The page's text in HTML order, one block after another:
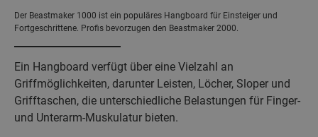
Der Beastmaker 1000 ist ein populäres Hangboard für Einsteiger und
Fortgeschrittene. Profis bevorzugen den Beastmaker 2000.
Ein Hangboard verfügt über eine Vielzahl an
Griffmöglichkeiten, darunter Leisten, Löcher, Sloper und
Grifftaschen, die unterschiedliche Belastungen für Finger-
und Unterarm-Muskulatur bieten.